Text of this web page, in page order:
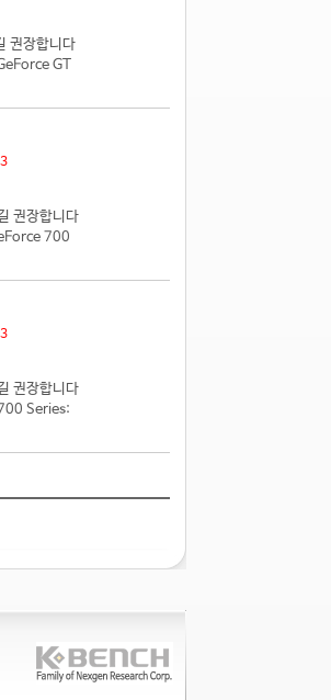
권장합니다
GT
권장합니다
700
권장합니다
Series: